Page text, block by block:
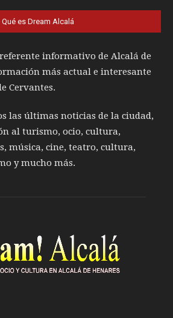
Qué es Dream Alcalá
informativo de Alcalá de
más actual e interesante
Cervantes.
las últimas noticias de la ciudad,
al turismo, ocio, cultura,
música, cine, teatro, cultura,
y mucho más.